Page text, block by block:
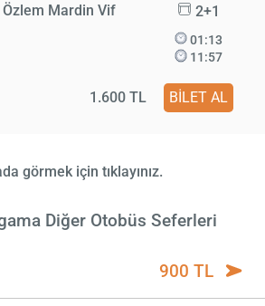
Özlem Mardin Vif 2+1
01:13
11:57
1.600 TL BİLET AL
görmek için tıklayınız.
Diğer Otobüs Seferleri
900 TL